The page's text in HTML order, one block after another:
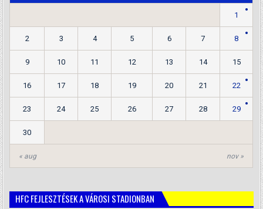
« aug nov »
1
2 3 4 5 6 7 8
9 10 11 12 13 14 15
16 17 18 19 20 21 22
23 24 25 26 27 28 29
30
HFC FEJLESZTÉSEK A VÁROSI STADIONBAN